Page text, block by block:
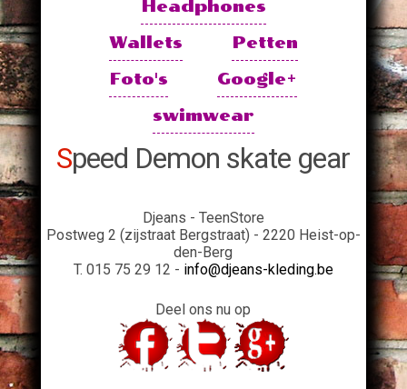
Headphones
Wallets
Petten
Foto's
Google+
swimwear
Speed Demon skate gear
Djeans - TeenStore
Postweg 2 (zijstraat Bergstraat) - 2220 Heist-op-
den-Berg
T. 015 75 29 12 - info@djeans-kleding.be
Deel ons nu op